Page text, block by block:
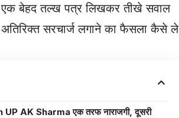
बेहद तल्ख पत्र लिखकर तीखे सवाल
सरचार्ज लगाने का फैसला कैसे ले
AK Sharma एक तरफ नाराजगी, दूसरी